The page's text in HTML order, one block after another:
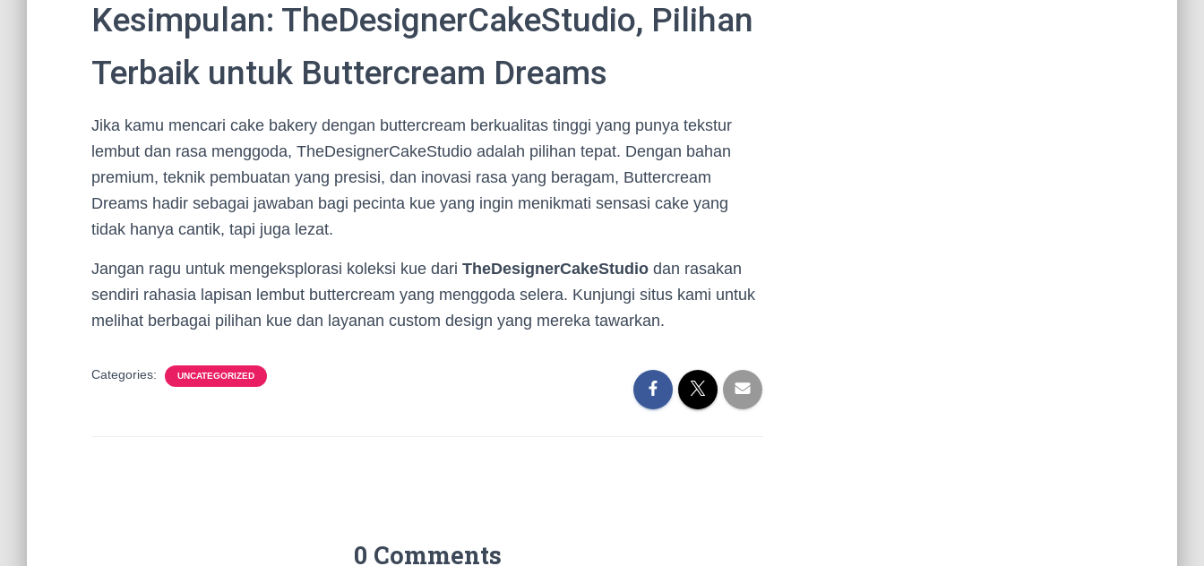
Kesimpulan: TheDesignerCakeStudio, Pilihan
Terbaik untuk Buttercream Dreams
Jika kamu mencari cake bakery dengan buttercream berkualitas tinggi yang punya tekstur
lembut dan rasa menggoda, TheDesignerCakeStudio adalah pilihan tepat. Dengan bahan
premium, teknik pembuatan yang presisi, dan inovasi rasa yang beragam, Buttercream
Dreams hadir sebagai jawaban bagi pecinta kue yang ingin menikmati sensasi cake yang
tidak hanya cantik, tapi juga lezat.
Jangan ragu untuk mengeksplorasi koleksi kue dari TheDesignerCakeStudio dan rasakan
sendiri rahasia lapisan lembut buttercream yang menggoda selera. Kunjungi situs kami untuk
melihat berbagai pilihan kue dan layanan custom design yang mereka tawarkan.
Categories: UNCATEGORIZED
0 Comments